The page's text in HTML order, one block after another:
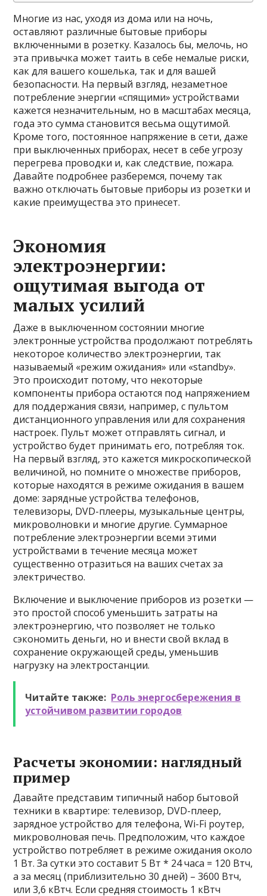
Многие из нас, уходя из дома или на ночь,
оставляют различные бытовые приборы
включенными в розетку. Казалось бы, мелочь, но
эта привычка может таить в себе немалые риски,
как для вашего кошелька, так и для вашей
безопасности. На первый взгляд, незаметное
потребление энергии «спящими» устройствами
кажется незначительным, но в масштабах месяца,
года это сумма становится весьма ощутимой.
Кроме того, постоянное напряжение в сети, даже
при выключенных приборах, несет в себе угрозу
перегрева проводки и, как следствие, пожара.
Давайте подробнее разберемся, почему так
важно отключать бытовые приборы из розетки и
какие преимущества это принесет.
Экономия
электроэнергии:
ощутимая выгода от
малых усилий
Даже в выключенном состоянии многие
электронные устройства продолжают потреблять
некоторое количество электроэнергии, так
называемый «режим ожидания» или «standby».
Это происходит потому, что некоторые
компоненты прибора остаются под напряжением
для поддержания связи, например, с пультом
дистанционного управления или для сохранения
настроек. Пульт может отправлять сигнал, и
устройство будет принимать его, потребляя ток.
На первый взгляд, это кажется микроскопической
величиной, но помните о множестве приборов,
которые находятся в режиме ожидания в вашем
доме: зарядные устройства телефонов,
телевизоры, DVD-плееры, музыкальные центры,
микроволновки и многие другие. Суммарное
потребление электроэнергии всеми этими
устройствами в течение месяца может
существенно отразиться на ваших счетах за
электричество.
Включение и выключение приборов из розетки —
это простой способ уменьшить затраты на
электроэнергию, что позволяет не только
сэкономить деньги, но и внести свой вклад в
сохранение окружающей среды, уменьшив
нагрузку на электростанции.
Читайте также: Роль энергосбережения в
устойчивом развитии городов
Расчеты экономии: наглядный
пример
Давайте представим типичный набор бытовой
техники в квартире: телевизор, DVD-плеер,
зарядное устройство для телефона, Wi-Fi роутер,
микроволновая печь. Предположим, что каждое
устройство потребляет в режиме ожидания около
1 Вт. За сутки это составит 5 Вт * 24 часа = 120 Втч,
а за месяц (приблизительно 30 дней) – 3600 Втч,
или 3,6 кВтч. Если средняя стоимость 1 кВтч